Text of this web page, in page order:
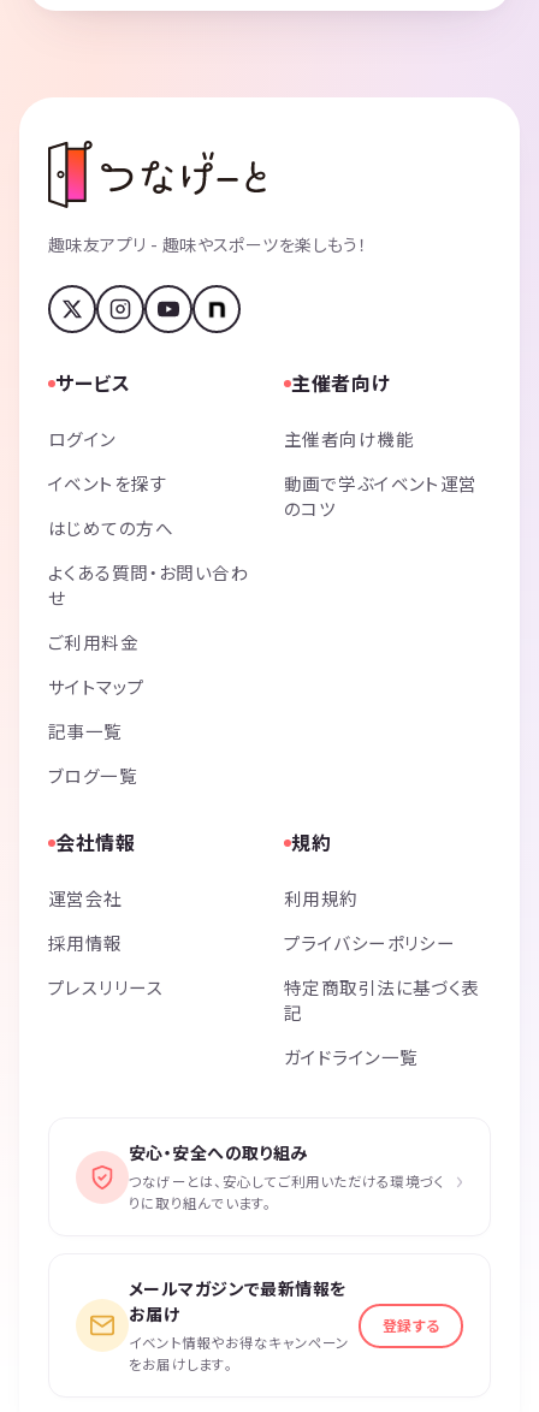
趣味友アプリ - 趣味やスポーツを楽しもう！
サービス
ログイン
イベントを探す
はじめての方へ
よくある質問・お問い合わ
せ
ご利用料金
サイトマップ
記事一覧
ブログ一覧
主催者向け
主催者向け機能
動画で学ぶイベント運営
のコツ
会社情報
運営会社
採用情報
プレスリリース
規約
利用規約
プライバシーポリシー
特定商取引法に基づく表
記
ガイドライン一覧
安心・安全への取り組み
つなげーとは、安心してご利用いただける環境づく
りに取り組んでいます。
›
メールマガジンで最新情報を
お届け
イベント情報やお得なキャンペーン
をお届けします。
登録する